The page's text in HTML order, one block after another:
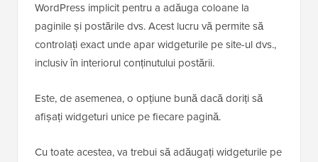
WordPress implicit pentru a adăuga coloane la
paginile și postările dvs. Acest lucru vă permite să
controlați exact unde apar widgeturile pe site-ul dvs.,
inclusiv în interiorul conținutului postării.
Este, de asemenea, o opțiune bună dacă doriți să
afișați widgeturi unice pe fiecare pagină.
Cu toate acestea, va trebui să adăugați widgeturile pe